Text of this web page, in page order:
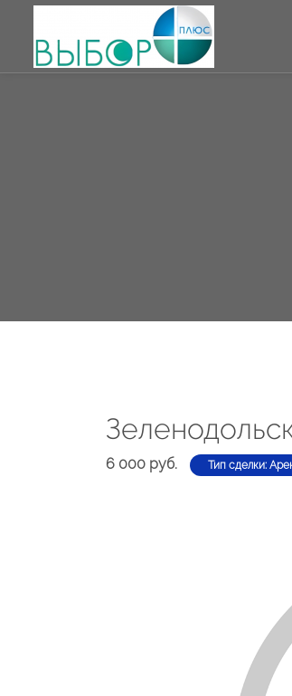
6 000 руб. Тип сделки: